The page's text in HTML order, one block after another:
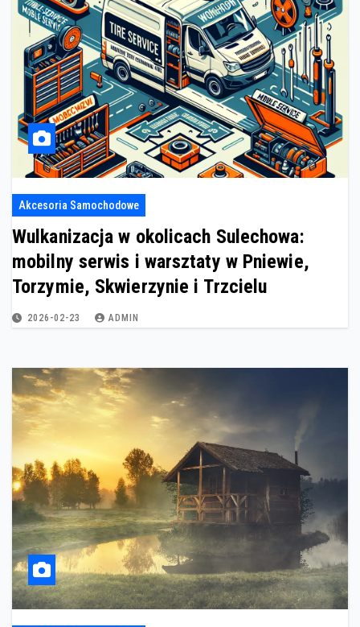
Akcesoria Samochodowe
Wulkanizacja w okolicach Sulechowa:
mobilny serwis i warsztaty w Pniewie,
Torzymie, Skwierzynie i Trzcielu
2026-02-23 ADMIN